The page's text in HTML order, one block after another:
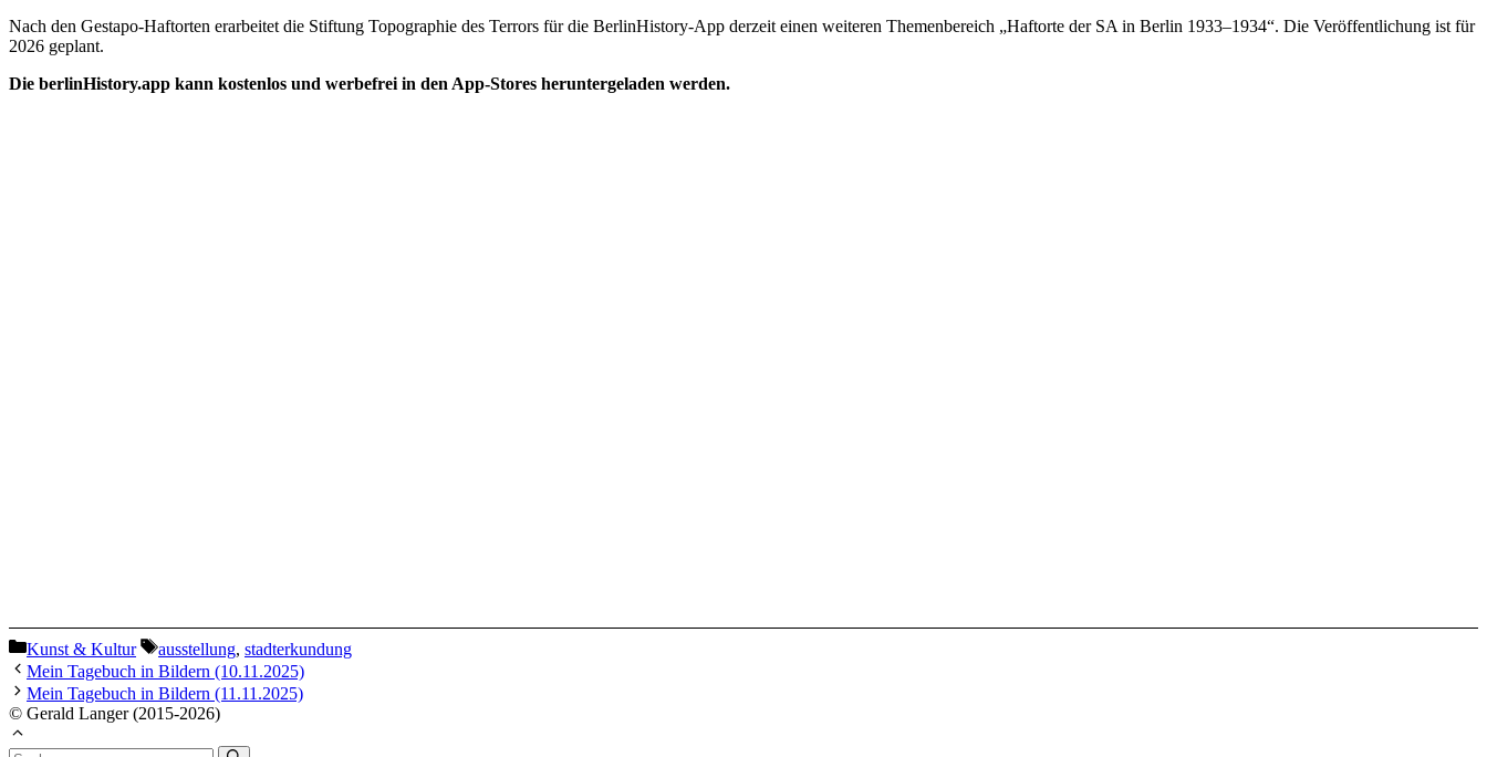
Nach den Gestapo-Haftorten erarbeitet die Stiftung Topographie des Terrors für die BerlinHistory-App derzeit einen weiteren Themenbereich „Haftorte der SA in Berlin 1933–1934“. Die Veröffentlichung ist für
2026 geplant.
Die berlinHistory.app kann kostenlos und werbefrei in den App-Stores heruntergeladen werden.
Kategorien
Kunst & Kultur Schlagwörter
ausstellung, stadterkundung
Mein Tagebuch in Bildern (10.11.2025)
Mein Tagebuch in Bildern (11.11.2025)
© Gerald Langer (2015-2026)